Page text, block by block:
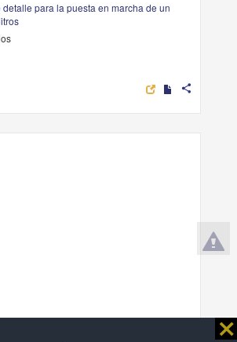
⨯
para la puesta en marcha de un
share